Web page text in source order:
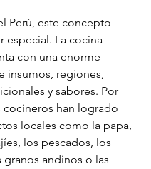
Perú, este concepto
especial. La cocina
con una enorme
insumos, regiones,
y sabores. Por
cocineros han logrado
locales como la papa,
los pescados, los
granos andinos o las